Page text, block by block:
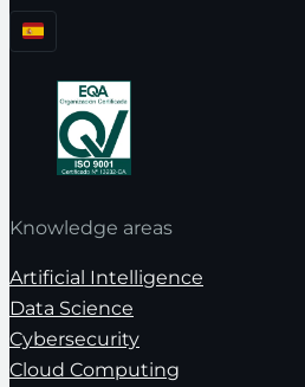
Knowledge areas
Artificial Intelligence
Data Science
Cybersecurity
Cloud Computing